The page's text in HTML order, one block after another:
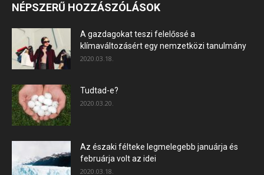
NÉPSZERŰ HOZZÁSZÓLÁSOK
A gazdagokat teszi felelőssé a
klímaváltozásért egy nemzetközi tanulmány
2020.03.18.
Tudtad-e?
2020.03.20.
Az északi félteke legmelegebb januárja és
februárja volt az idei
2020.03.18.